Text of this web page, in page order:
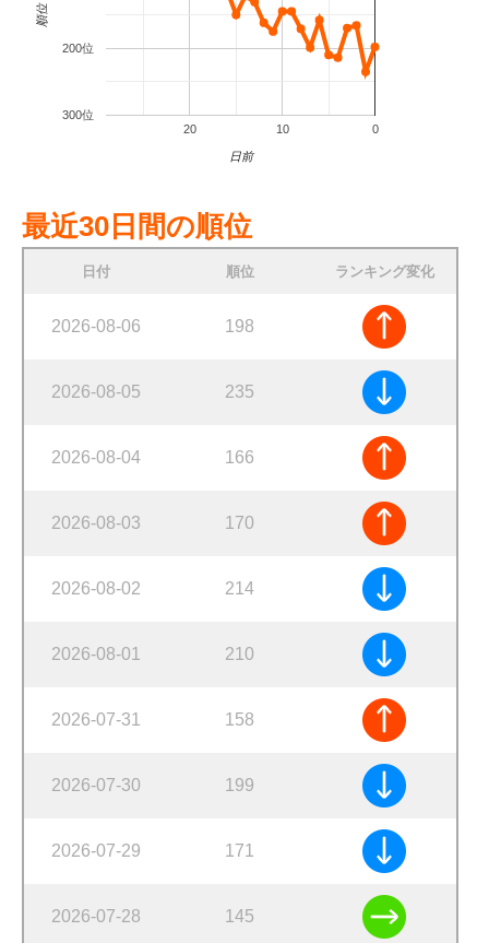
20 10 0
200位
300位
日前
順位
最近30日間の順位
日付 順位 ランキング変化
2026-08-06 198
2026-08-05 235
2026-08-04 166
2026-08-03 170
2026-08-02 214
2026-08-01 210
2026-07-31 158
2026-07-30 199
2026-07-29 171
2026-07-28 145